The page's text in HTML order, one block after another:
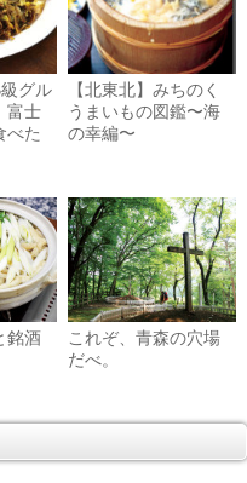
グル
富士
べた
【北東北】みちのく
うまいもの図鑑〜海
の幸編〜
銘酒
これぞ、青森の穴場
だべ。